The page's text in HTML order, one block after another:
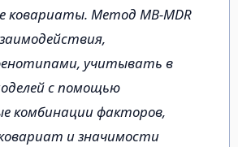
ковариаты. Метод MB-MDR
учитывать в
с помощью
комбинации факторов,
и значимости